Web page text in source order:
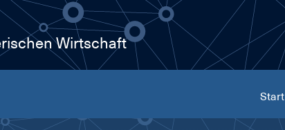
Wirtschaft
Start